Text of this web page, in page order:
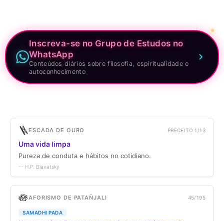
Inscreva-se no Grupo de Estudos no
WhatsApp
Conteúdos diários sobre filosofia, espiritualidade e
autoconhecimento